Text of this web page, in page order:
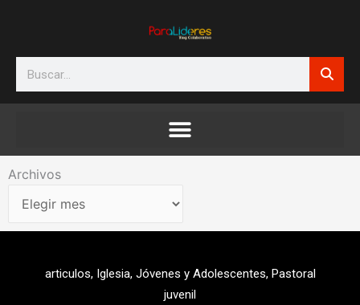
Search
Archivos
Archivos
articulos, Iglesia, Jóvenes y Adolescentes, Pastoral
juvenil